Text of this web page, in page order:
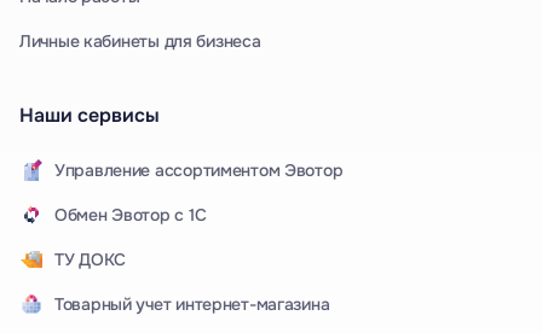
Личные кабинеты для бизнеса
Наши сервисы
Управление ассортиментом Эвотор
Обмен Эвотор с 1С
ТУ ДОКС
Товарный учет интернет-магазина